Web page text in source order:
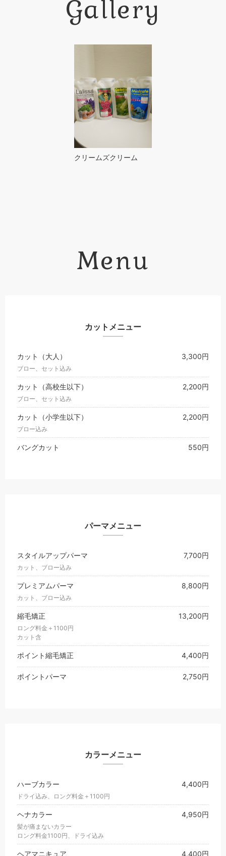
Gallery
クリームズクリーム
Menu
カットメニュー
カット（大人） 3,300円
ブロー、セット込み
カット（高校生以下） 2,200円
ブロー、セット込み
カット（小学生以下） 2,200円
ブロー込み
バングカット 550円
パーマメニュー
スタイルアップパーマ 7,700円
カット、ブロー込み
プレミアムパーマ 8,800円
カット、ブロー込み
縮毛矯正 13,200円
ロング料金＋1100円
カット含
ポイント縮毛矯正 4,400円
ポイントパーマ 2,750円
カラーメニュー
ハーブカラー 4,400円
ドライ込み、ロング料金＋1100円
ヘナカラー 4,950円
髪が痛まないカラー
ロング料金1100円、ドライ込み
ヘアマニキュア 4,400円